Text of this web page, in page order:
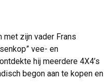
met zijn vader Frans
vee- en
hij meerdere 4X4’s
begon aan te kopen en